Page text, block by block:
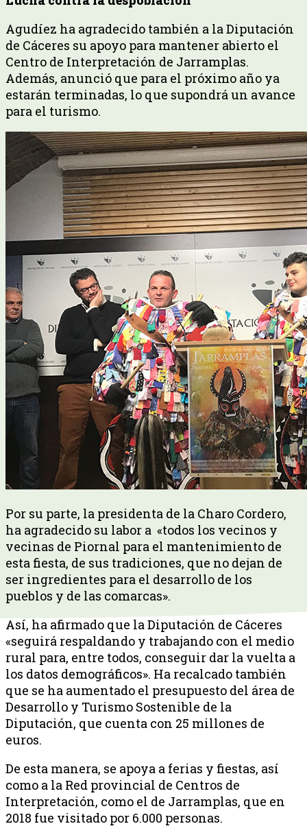
Agudíez ha agradecido también a la Diputación
de Cáceres su apoyo para mantener abierto el
Centro de Interpretación de Jarramplas.
Además, anunció que para el próximo año ya
estarán terminadas, lo que supondrá un avance
para el turismo.
Por su parte, la presidenta de la Charo Cordero,
ha agradecido su labor a «todos los vecinos y
vecinas de Piornal para el mantenimiento de
esta fiesta, de sus tradiciones, que no dejan de
ser ingredientes para el desarrollo de los
pueblos y de las comarcas».
Así, ha afirmado que la Diputación de Cáceres
«seguirá respaldando y trabajando con el medio
rural para, entre todos, conseguir dar la vuelta a
los datos demográficos». Ha recalcado también
que se ha aumentado el presupuesto del área de
Desarrollo y Turismo Sostenible de la
Diputación, que cuenta con 25 millones de
euros.
De esta manera, se apoya a ferias y fiestas, así
como a la Red provincial de Centros de
Interpretación, como el de Jarramplas, que en
2018 fue visitado por 6.000 personas.